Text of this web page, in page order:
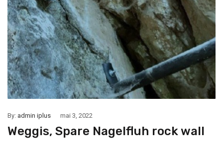
By: admin iplus mai 3, 2022
Weggis, Spare Nagelfluh rock wall